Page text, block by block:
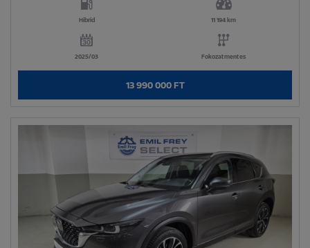
Hibrid 11 194 km
2025/03 Fokozatmentes
13 990 000 FT